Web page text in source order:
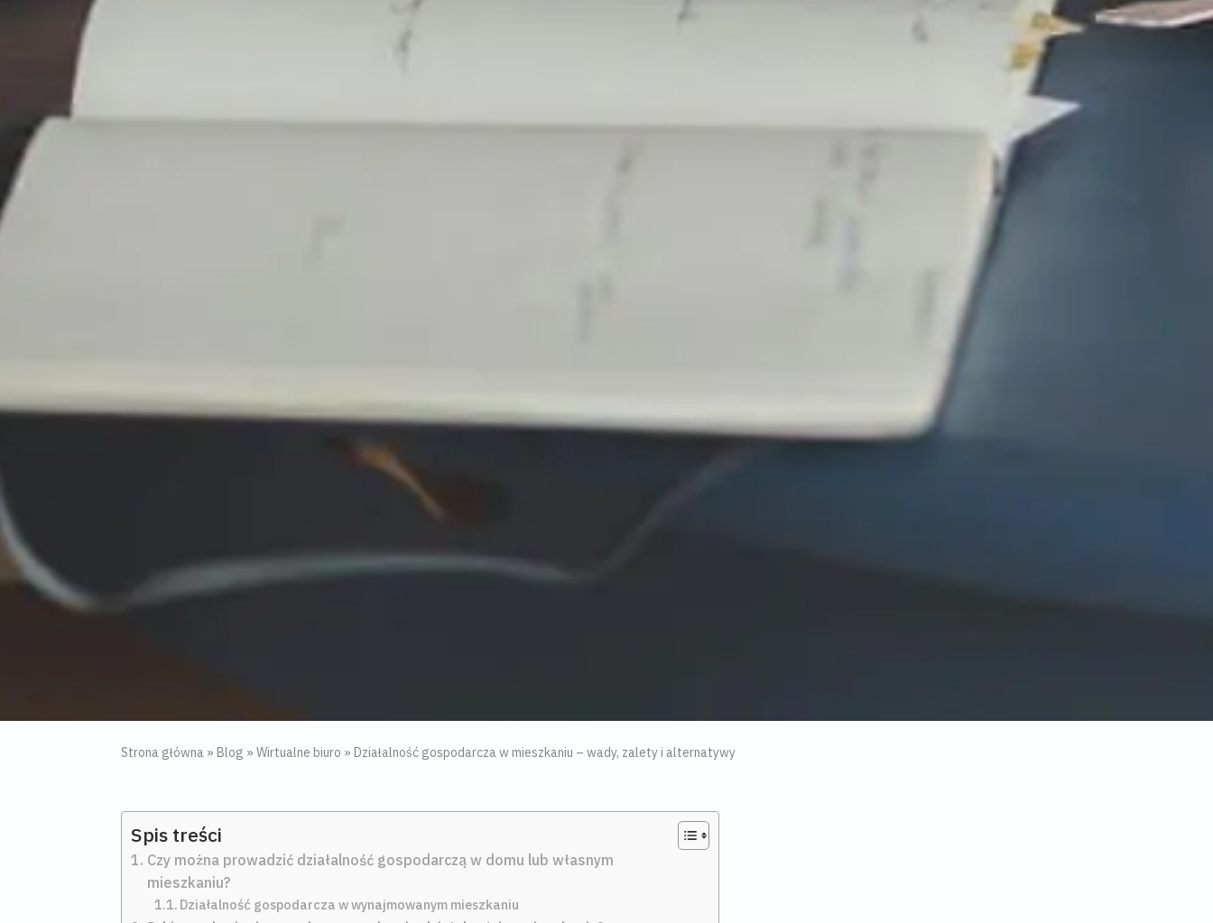
Strona główna »Blog »Wirtualne biuro »Działalność gospodarcza w mieszkaniu – wady, zalety i alternatywy
Spis treści
Czy można prowadzić działalność gospodarczą w domu lub własnym
mieszkaniu?
Działalność gospodarcza w wynajmowanym mieszkaniu